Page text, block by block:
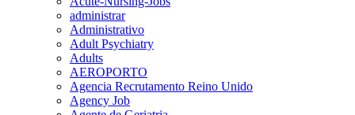
administrar
Administrativo
Adult Psychiatry
Adults
AEROPORTO
Agencia Recrutamento Reino Unido
Agency Job